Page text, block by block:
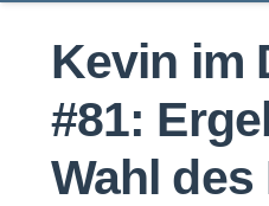
Kevin im
#81:
Wahl des